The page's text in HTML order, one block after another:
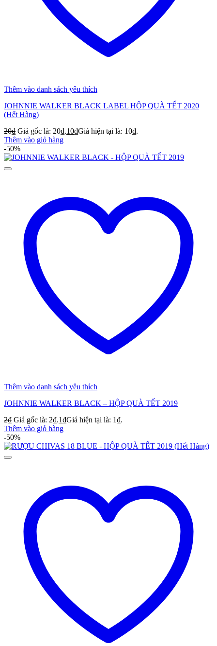
Thêm vào danh sách yêu thích
JOHNNIE WALKER BLACK LABEL HỘP QUÀ TẾT 2020
(Hết Hàng)
20₫ Giá gốc là: 20₫.10₫Giá hiện tại là: 10₫.
Thêm vào giỏ hàng
-50%
Thêm vào danh sách yêu thích
JOHNNIE WALKER BLACK – HỘP QUÀ TẾT 2019
2₫ Giá gốc là: 2₫.1₫Giá hiện tại là: 1₫.
Thêm vào giỏ hàng
-50%